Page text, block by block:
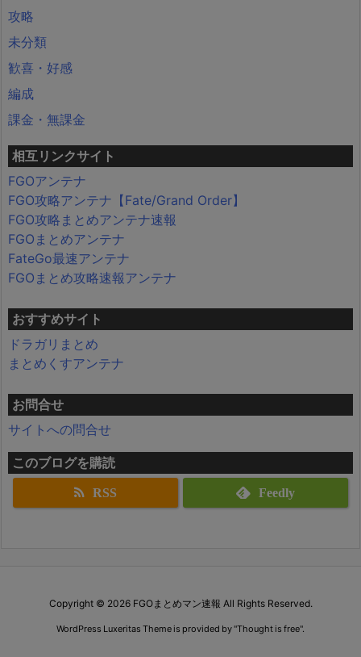
攻略
未分類
歓喜・好感
編成
課金・無課金
相互リンクサイト
FGOアンテナ
FGO攻略アンテナ【Fate/Grand Order】
FGO攻略まとめアンテナ速報
FGOまとめアンテナ
FateGo最速アンテナ
FGOまとめ攻略速報アンテナ
おすすめサイト
ドラガリまとめ
まとめくすアンテナ
お問合せ
サイトへの問合せ
このブログを購読
RSS Feedly
Copyright © 2026 FGOまとめマン速報 All Rights Reserved.
WordPress Luxeritas Theme is provided by "Thought is free".